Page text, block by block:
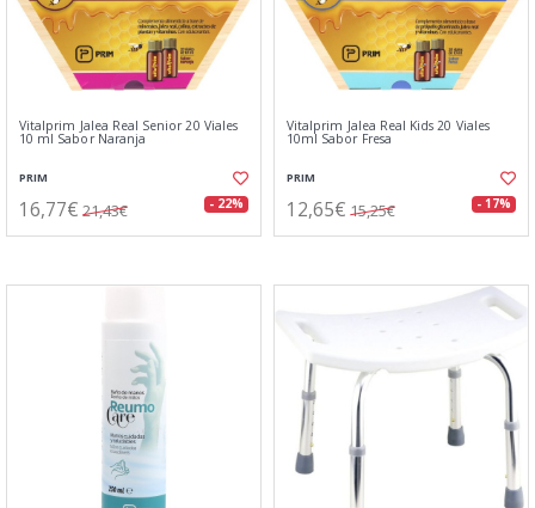
Vitalprim Jalea Real Senior 20 Viales
10 ml Sabor Naranja
PRIM
16,77€ 21,43€ - 22%
Vitalprim Jalea Real Kids 20 Viales
10ml Sabor Fresa
PRIM
12,65€ 15,25€ - 17%